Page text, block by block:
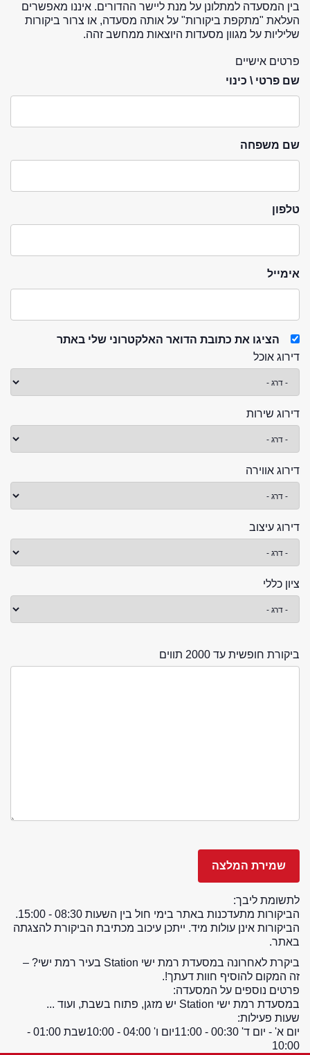
בין המסעדה למתלונן על מנת ליישר ההדורים. איננו מאפשרים
העלאת "מתקפת ביקורות" על אותה מסעדה, או צרור ביקורות
שליליות על מגוון מסעדות היוצאות ממחשב זהה.
פרטים אישיים
שם פרטי \ כינוי
שם משפחה
טלפון
אימייל
הציגו את כתובת הדואר האלקטרוני שלי באתר
דירוג אוכל
דירוג שירות
דירוג אווירה
דירוג עיצוב
ציון כללי
ביקורת חופשית עד 2000 תווים
לתשומת ליבך:
הביקורות מתעדכנות באתר בימי חול בין השעות 08:30 - 15:00.
הביקורות אינן עולות מיד. ייתכן עיכוב מכתיבת הביקורת להצגתה
באתר.
ביקרת לאחרונה במסעדת רמת ישי Station בעיר רמת ישי? –
זה המקום להוסיף חוות דעתך!.
פרטים נוספים על המסעדה:
במסעדת רמת ישי Station יש מזגן, פתוח בשבת, ועוד ...
שעות פעילות:
יום א' - יום ד' 00:30 - 11:00
יום ו' 04:00 - 10:00
שבת 01:00 -
10:00